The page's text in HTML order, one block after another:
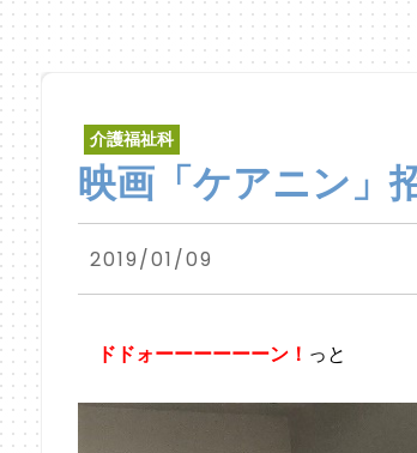
介護福祉科
映画「ケアニン」
2019/01/09
ドドォーーーーーーン！ っと